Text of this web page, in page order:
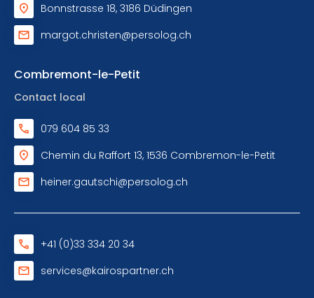
Bonnstrasse 18, 3186 Düdingen
margot.christen@persolog.ch
Combremont-le-Petit
Contact local
079 604 85 33
Chemin du Raffort 13, 1536 Combremon-le-Petit
heiner.gautschi@persolog.ch
+41 (0)33 334 20 34
services@kairospartner.ch